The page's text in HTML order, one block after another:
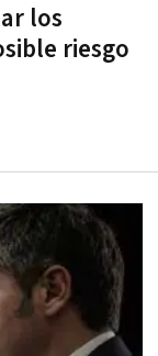
los
riesgo